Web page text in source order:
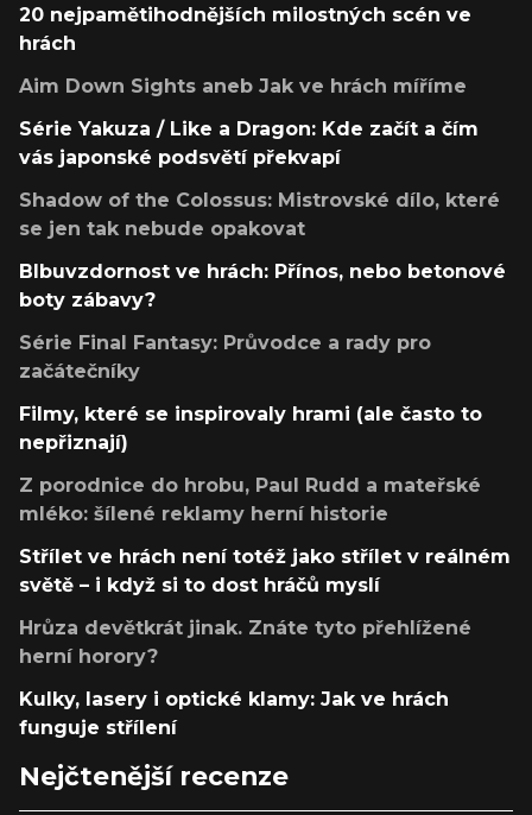
20 nejpamětihodnějších milostných scén ve
hrách
Aim Down Sights aneb Jak ve hrách míříme
Série Yakuza / Like a Dragon: Kde začít a čím
vás japonské podsvětí překvapí
Shadow of the Colossus: Mistrovské dílo, které
se jen tak nebude opakovat
Blbuvzdornost ve hrách: Přínos, nebo betonové
boty zábavy?
Série Final Fantasy: Průvodce a rady pro
začátečníky
Filmy, které se inspirovaly hrami (ale často to
nepřiznají)
Z porodnice do hrobu, Paul Rudd a mateřské
mléko: šílené reklamy herní historie
Střílet ve hrách není totéž jako střílet v reálném
světě – i když si to dost hráčů myslí
Hrůza devětkrát jinak. Znáte tyto přehlížené
herní horory?
Kulky, lasery i optické klamy: Jak ve hrách
funguje střílení
Nejčtenější recenze